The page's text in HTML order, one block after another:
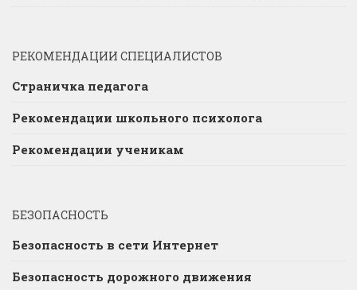
РЕКОМЕНДАЦИИ СПЕЦИАЛИСТОВ
Страничка педагога
Рекомендации школьного психолога
Рекомендации ученикам
БЕЗОПАСНОСТЬ
Безопасность в сети Интернет
Безопасность дорожного движения